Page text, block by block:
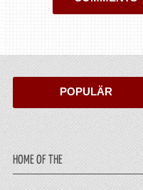
POPULÄR
HOME OF THE